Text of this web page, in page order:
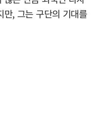
만, 그는 구단의 기대를